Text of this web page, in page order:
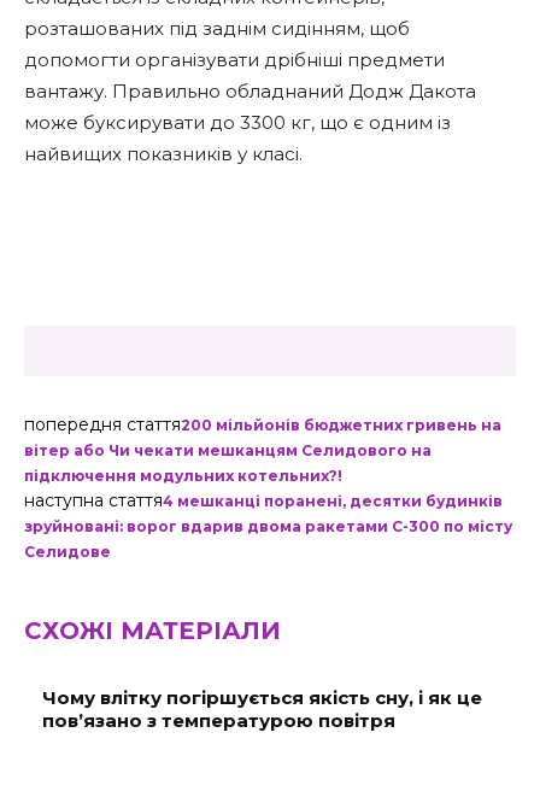
розташованих під заднім сидінням, щоб
допомогти організувати дрібніші предмети
вантажу. Правильно обладнаний Додж Дакота
може буксирувати до 3300 кг, що є одним із
найвищих показників у класі.
попередня стаття200 мільйонів бюджетних гривень на
вітер або Чи чекати мешканцям Селидового на
підключення модульних котельних?!
наступна стаття4 мешканці поранені, десятки будинків
зруйновані: ворог вдарив двома ракетами С-300 по місту
Селидове
СХОЖІ МАТЕРІАЛИ
Чому влітку погіршується якість сну, і як це
пов’язано з температурою повітря